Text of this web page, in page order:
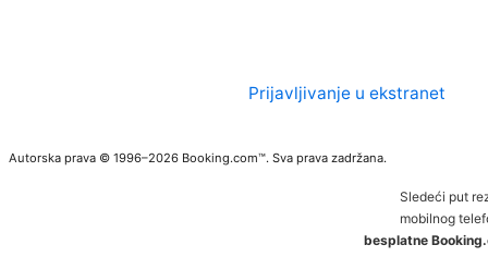
Prijavljivanje u ekstranet
Autorska prava © 1996–2026 Booking.com™. Sva prava zadržana.
Sledeći put
mobilnog
besplatne